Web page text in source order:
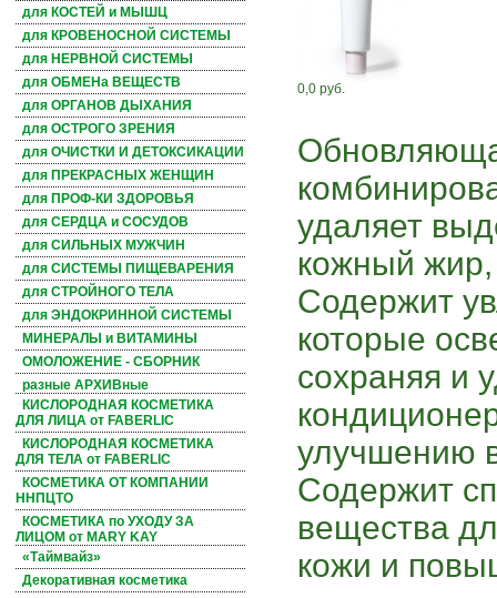
для КОСТЕЙ и МЫШЦ
для КРОВЕНОСНОЙ СИСТЕМЫ
для НЕРВНОЙ СИСТЕМЫ
для ОБМЕНа ВЕЩЕСТВ
для ОРГАНОВ ДЫХАНИЯ
для ОСТРОГО ЗРЕНИЯ
для ОЧИСТКИ И ДЕТОКСИКАЦИИ
для ПРЕКРАСНЫХ ЖЕНЩИН
для ПРОФ-КИ ЗДОРОВЬЯ
для СЕРДЦА и СОСУДОВ
для СИЛЬНЫХ МУЖЧИН
для СИСТЕМЫ ПИЩЕВАРЕНИЯ
для СТРОЙНОГО ТЕЛА
для ЭНДОКРИННОЙ СИСТЕМЫ
МИНЕРАЛЫ и ВИТАМИНЫ
ОМОЛОЖЕНИЕ - СБОРНИК
разные АРХИВные
КИСЛОРОДНАЯ КОСМЕТИКА
ДЛЯ ЛИЦА от FABERLIC
КИСЛОРОДНАЯ КОСМЕТИКА
ДЛЯ ТЕЛА от FABERLIC
КОСМЕТИКА ОТ КОМПАНИИ
ННПЦТО
КОСМЕТИКА по УХОДУ ЗА
ЛИЦОМ от MARY KAY
«Таймвайз»
Декоративная косметика
0,0 руб.
удаляет
кожный
Содержит
которые
сохраняя и
улучшению
Содержит
вещества
кожи и